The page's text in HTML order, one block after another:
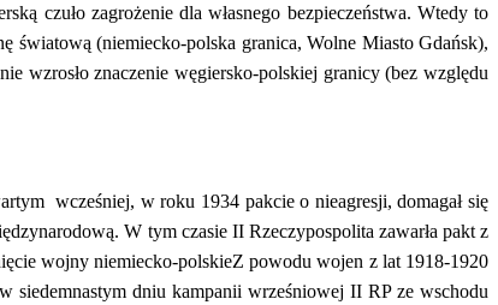
czuło zagrożenie dla własnego bezpieczeństwa. Wtedy to
światową (niemiecko-polska granica, Wolne Miasto Gdańsk),
wzrosło znaczenie węgiersko-polskiej granicy (bez względu
wcześniej, w roku 1934 pakcie o nieagresji, domagał się
W tym czasie II Rzeczypospolita zawarła pakt z
wojny niemiecko-polskieZ powodu wojen z lat 1918-1920
siedemnastym dniu kampanii wrześniowej II RP ze wschodu